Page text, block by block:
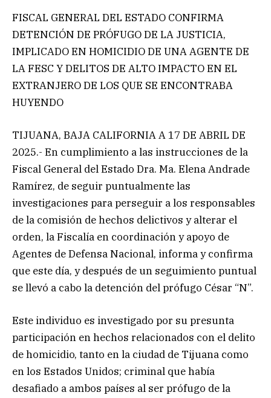
FISCAL GENERAL DEL ESTADO CONFIRMA
DETENCIÓN DE PRÓFUGO DE LA JUSTICIA,
IMPLICADO EN HOMICIDIO DE UNA AGENTE DE
LA FESC Y DELITOS DE ALTO IMPACTO EN EL
EXTRANJERO DE LOS QUE SE ENCONTRABA
HUYENDO
TIJUANA, BAJA CALIFORNIA A 17 DE ABRIL DE
2025.- En cumplimiento a las instrucciones de la
Fiscal General del Estado Dra. Ma. Elena Andrade
Ramírez, de seguir puntualmente las
investigaciones para perseguir a los responsables
de la comisión de hechos delictivos y alterar el
orden, la Fiscalía en coordinación y apoyo de
Agentes de Defensa Nacional, informa y confirma
que este día, y después de un seguimiento puntual
se llevó a cabo la detención del prófugo César “N”.
Este individuo es investigado por su presunta
participación en hechos relacionados con el delito
de homicidio, tanto en la ciudad de Tijuana como
en los Estados Unidos; criminal que había
desafiado a ambos países al ser prófugo de la